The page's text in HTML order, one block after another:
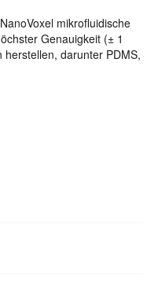
mikrofluidische
Genauigkeit (± 1
darunter PDMS,